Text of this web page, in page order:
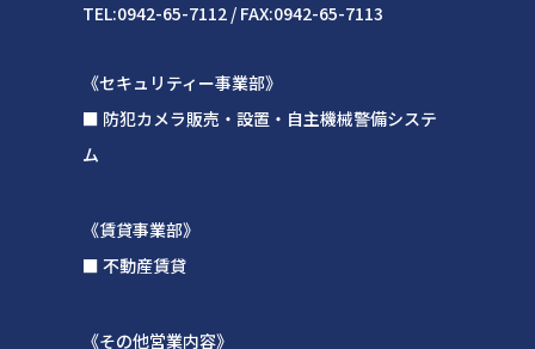
TEL:0942-65-7112 / FAX:0942-65-7113
《セキュリティー事業部》
■ 防犯カメラ販売・設置・自主機械警備システ
ム
《賃貸事業部》
■ 不動産賃貸
《その他営業内容》